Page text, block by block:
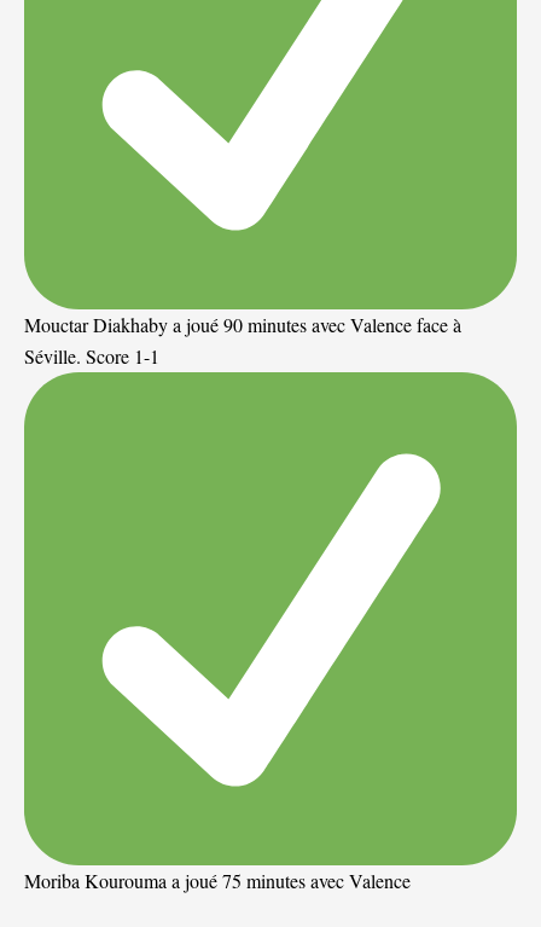
Mouctar Diakhaby a joué 90 minutes avec Valence face à
Séville. Score 1-1
Moriba Kourouma a joué 75 minutes avec Valence